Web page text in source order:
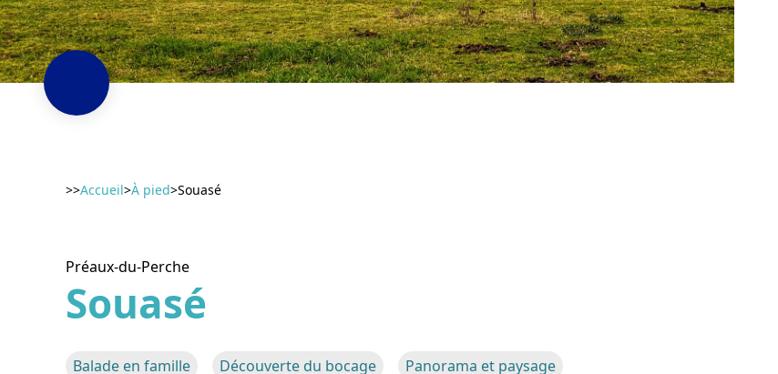
>>Accueil>À pied>Souasé
Préaux-du-Perche
Souasé
Balade en famille Découverte du bocage Panorama et paysage